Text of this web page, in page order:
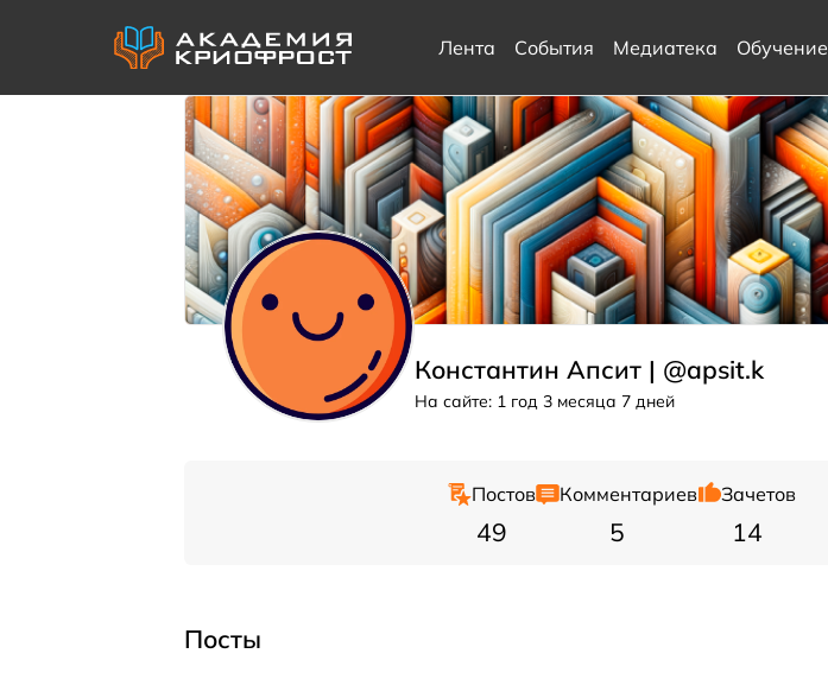
Лента События Медиатека Обучение
Константин Апсит | @apsit.k
На сайте: 1 год 3 месяца 7 дней
Постов
49
Комментариев
5
Зачетов
14
Посты